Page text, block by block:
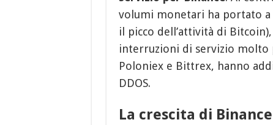
volumi monetari ha portato
il picco dell’attività di
interruzioni di servizio molto
Poloniex e Bittrex, hanno
DDOS.
La crescita di Binance